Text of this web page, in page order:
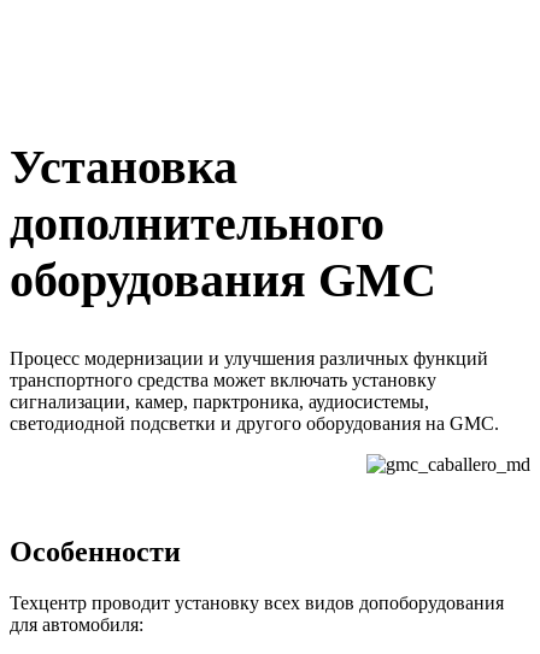
Установка
дополнительного
оборудования GMC
Процесс модернизации и улучшения различных функций
транспортного средства может включать установку
сигнализации, камер, парктроника, аудиосистемы,
светодиодной подсветки и другого оборудования на GMC.
Особенности
Техцентр проводит установку всех видов допоборудования
для автомобиля: